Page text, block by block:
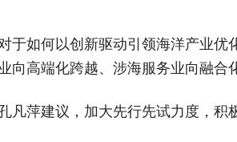
于如何以创新驱动引领海洋产业
向高端化跨越、涉海服务业向融合
凡萍建议，加大先行先试力度，积